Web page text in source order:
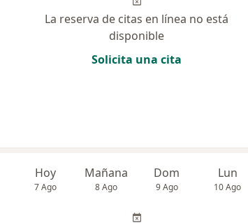
La reserva de citas en línea no está
disponible
Solicita una cita
Hoy
7 Ago
Mañana
8 Ago
Dom
9 Ago
Lun
10 Ago